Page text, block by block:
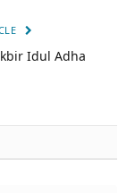
Idul Adha